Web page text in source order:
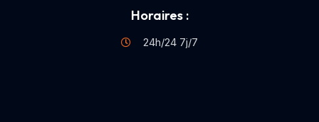
Horaires :
24h/24 7j/7